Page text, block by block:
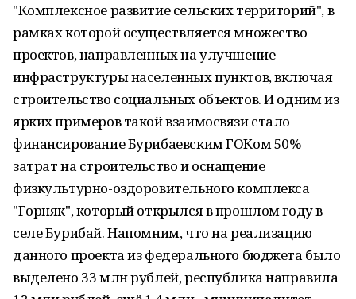
"Комплексное развитие сельских территорий", в
рамках которой осуществляется множество
проектов, направленных на улучшение
инфраструктуры населенных пунктов, включая
строительство социальных объектов. И одним из
ярких примеров такой взаимосвязи стало
финансирование Бурибаевским ГОКом 50%
затрат на строительство и оснащение
физкультурно-оздоровительного комплекса
"Горняк", который открылся в прошлом году в
селе Бурибай. Напомним, что на реализацию
данного проекта из федерального бюджета было
выделено 33 млн рублей, республика направила